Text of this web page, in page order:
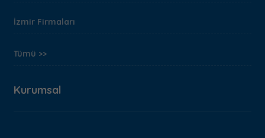
İzmir Firmaları
Tümü >>
Kurumsal